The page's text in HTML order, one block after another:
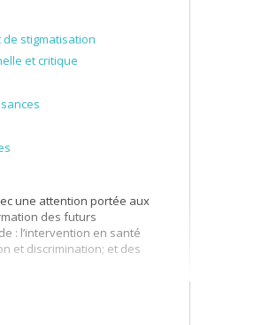
stigmatisation
et critique
une attention portée aux
des futurs
: l’intervention en santé
et discrimination; et des
en travail social et le
sur :